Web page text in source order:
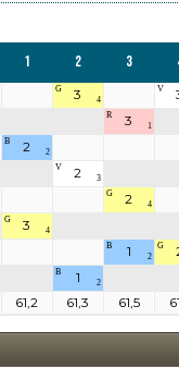
1 2 3
G 3 4
V
R 3 1
B 2 2
V 2 3
G 2 4
G 3 4
B 1 2
G
B 1 2
61,2 61,3 61,5